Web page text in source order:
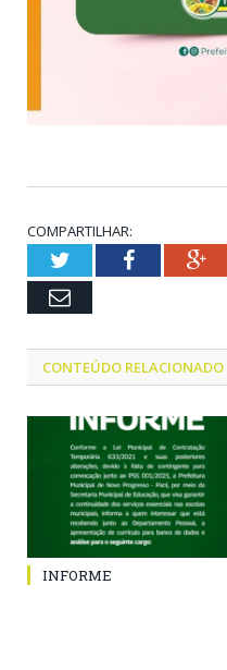
COMPARTILHAR:
TwitterFacebook
Email
CONTEÚDO RELACIONADO
INFORME